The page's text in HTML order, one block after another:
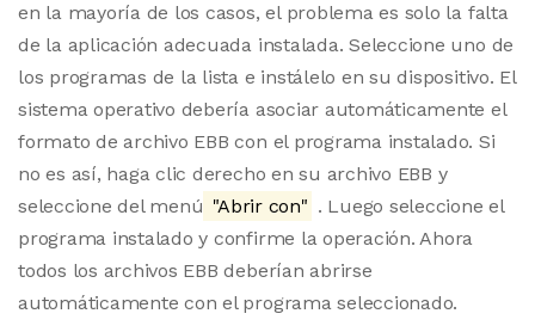
en la mayoría de los casos, el problema es solo la falta
de la aplicación adecuada instalada. Seleccione uno de
los programas de la lista e instálelo en su dispositivo. El
sistema operativo debería asociar automáticamente el
formato de archivo EBB con el programa instalado. Si
no es así, haga clic derecho en su archivo EBB y
seleccione del menú "Abrir con" . Luego seleccione el
programa instalado y confirme la operación. Ahora
todos los archivos EBB deberían abrirse
automáticamente con el programa seleccionado.